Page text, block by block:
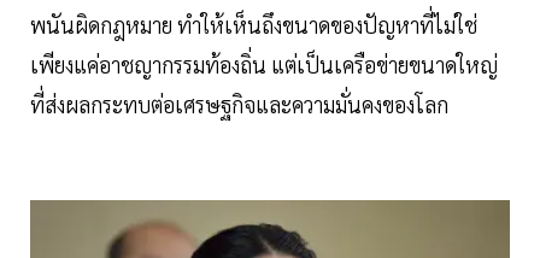
พนันผิดกฎหมาย ทำให้เห็นถึงขนาดของปัญหาที่ไม่ใช่
เพียงแค่อาชญากรรมท้องถิ่น แต่เป็นเครือข่ายขนาดใหญ่
ที่ส่งผลกระทบต่อเศรษฐกิจและความมั่นคงของโลก